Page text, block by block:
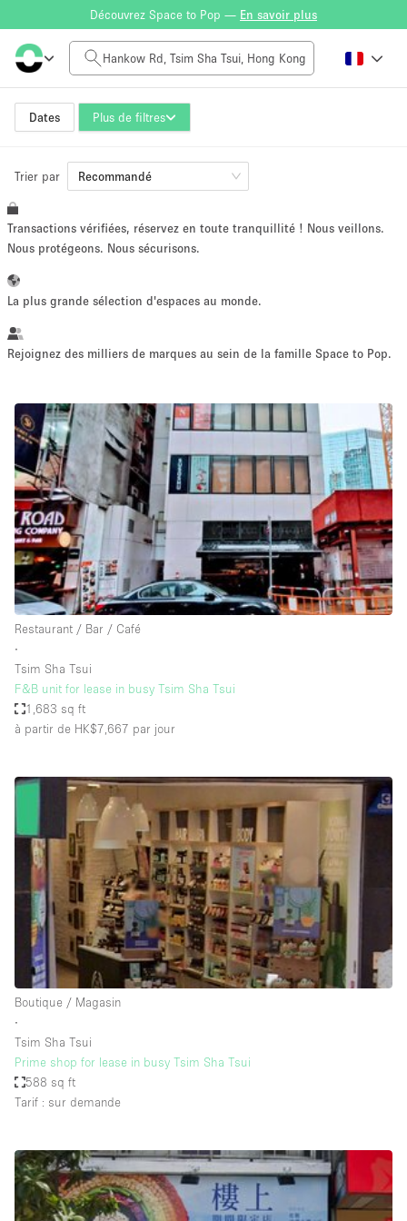
Découvrez Space to Pop — En savoir plus
Dates Plus de filtres
Tarif à la journée
HK$0
Taille de l'espace
~ 13 personnes
Vente au
détail
Showroom Événement Art Alimentation
Séance de
photo
Conférence Réunion Bureaux
Local
Commercial
Partagé
Type de l'espace
Atelier
Autre
Boutique / Magasin
Boutique en Partage
Bureaux
Camion / Fourgon
Commerce
Container
Entrepôt / Espace Stockage / Box
Espace Atypique / Unique
Espace Publicitaire
Espace Événementiel
Kiosque / Stand / Corner
Lobby / Accueil
Trier par Recommandé
Transactions vérifiées, réservez en toute tranquillité ! Nous veillons.
Nous protégeons. Nous sécurisons.
La plus grande sélection d'espaces au monde.
Rejoignez des milliers de marques au sein de la famille Space to Pop.
Restaurant / Bar / Café
∙
Tsim Sha Tsui
F&B unit for lease in busy Tsim Sha Tsui
1,683 sq ft
à partir de HK$7,667 par jour
Boutique / Magasin
∙
Tsim Sha Tsui
Prime shop for lease in busy Tsim Sha Tsui
588 sq ft
Tarif : sur demande